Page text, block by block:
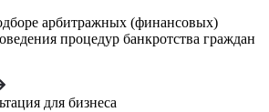
арбитражных (финансовых)
процедур банкротства граждан
для бизнеса